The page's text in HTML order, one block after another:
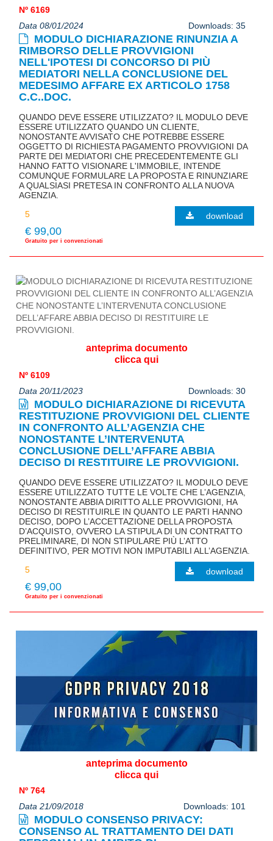
Nº 6169
Data 08/01/2024
Downloads: 35
MODULO DICHIARAZIONE RINUNZIA A
RIMBORSO DELLE PROVVIGIONI
NELL'IPOTESI DI CONCORSO DI PIÙ
MEDIATORI NELLA CONCLUSIONE DEL
MEDESIMO AFFARE EX ARTICOLO 1758
C.C..DOC.
QUANDO DEVE ESSERE UTILIZZATO? IL MODULO DEVE
ESSERE UTILIZZATO QUANDO UN CLIENTE,
NONOSTANTE AVVISATO CHE POTREBBE ESSERE
OGGETTO DI RICHIESTA PAGAMENTO PROVVIGIONI DA
PARTE DEI MEDIATORI CHE PRECEDENTEMENTE GLI
HANNO FATTO VISIONARE L'IMMOBILE, INTENDE
COMUNQUE FORMULARE LA PROPOSTA E RINUNZIARE
A QUALSIASI PRETESA IN CONFRONTO ALLA NUOVA
AGENZIA.
€ 99,00
Gratuito per i convenzionati
download
anteprima documento
clicca qui
Nº 6109
Data 20/11/2023
Downloads: 30
MODULO DICHIARAZIONE DI RICEVUTA
RESTITUZIONE PROVVIGIONI DEL CLIENTE
IN CONFRONTO ALL’AGENZIA CHE
NONOSTANTE L’INTERVENUTA
CONCLUSIONE DELL’AFFARE ABBIA
DECISO DI RESTITUIRE LE PROVVIGIONI.
QUANDO DEVE ESSERE UTILIZZATO? IL MODULO DEVE
ESSERE UTILIZZATO TUTTE LE VOLTE CHE L’AGENZIA,
NONOSTANTE ABBIA DIRITTO ALLE PROVVIGIONI, HA
DECISO DI RESTITUIRLE IN QUANTO LE PARTI HANNO
DECISO, DOPO L’ACCETTAZIONE DELLA PROPOSTA
D’ACQUISTO, OVVERO LA STIPULA DI UN CONTRATTO
PRELIMINARE, DI NON STIPULARE PIÙ L’ATTO
DEFINITIVO, PER MOTIVI NON IMPUTABILI ALL’AGENZIA.
€ 99,00
Gratuito per i convenzionati
download
anteprima documento
clicca qui
Nº 764
Data 21/09/2018
Downloads: 101
MODULO CONSENSO PRIVACY:
CONSENSO AL TRATTAMENTO DEI DATI